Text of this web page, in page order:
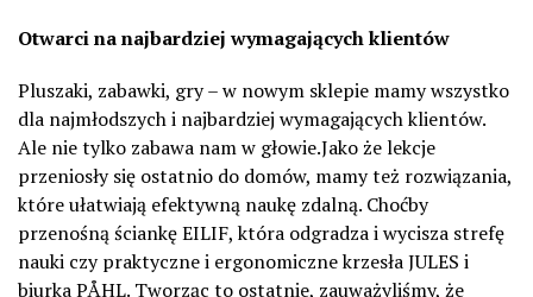
Otwarci na najbardziej wymagających klientów
Pluszaki, zabawki, gry – w nowym sklepie mamy wszystko
dla najmłodszych i najbardziej wymagających klientów.
Ale nie tylko zabawa nam w głowie.Jako że lekcje
przeniosły się ostatnio do domów, mamy też rozwiązania,
które ułatwiają efektywną naukę zdalną. Choćby
przenośną ściankę EILIF, która odgradza i wycisza strefę
nauki czy praktyczne i ergonomiczne krzesła JULES i
biurka PÅHL. Tworząc to ostatnie, zauważyliśmy, że